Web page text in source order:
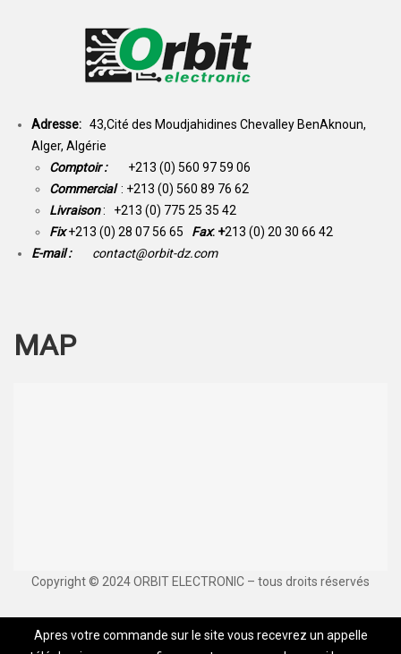
Adresse: 43,Cité des Moudjahidines Chevalley BenAknoun,
Alger, Algérie
Comptoir : +213 (0) 560 97 59 06
Commercial : +213 (0) 560 89 76 62
Livraison: +213 (0) 775 25 35 42
Fix +213 (0) 28 07 56 65 Fax: +213 (0) 20 30 66 42
E-mail :
contact@orbit-dz.com
MAP
Copyright © 2024 ORBIT ELECTRONIC – tous droits réservés
Apres votre commande sur le site vous recevrez un appelle